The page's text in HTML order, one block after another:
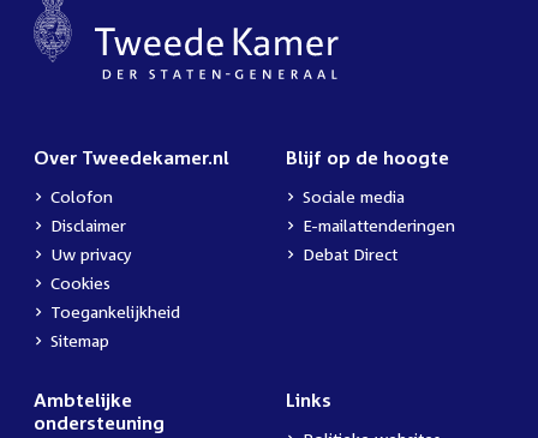
Over Tweedekamer.nl
Colofon
Disclaimer
Uw privacy
Cookies
Toegankelijkheid
Sitemap
Blijf op de hoogte
Sociale media
E-mailattenderingen
Debat Direct
Ambtelijke
ondersteuning
Links